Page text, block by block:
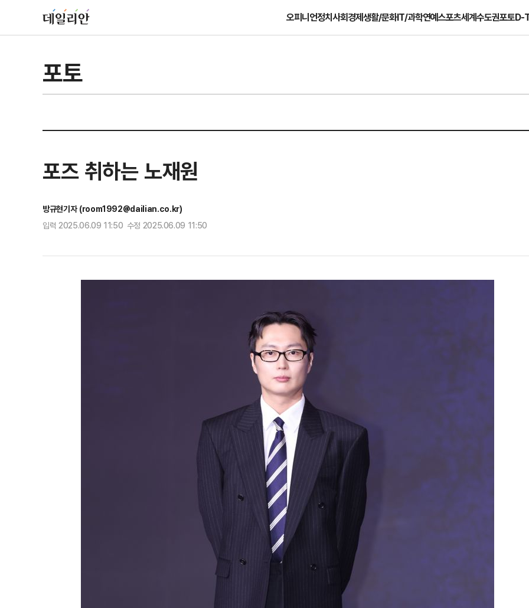
오피니언정치사회경제생활/문화IT/과학연예스포츠세계수도권포토D-
포토
포즈 취하는 노재원
방규현기자 (room1992@dailian.co.kr)
입력 2025.06.09 11:50 수정 2025.06.09 11:50